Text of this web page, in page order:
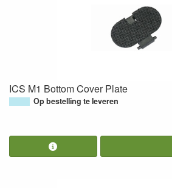
ICS M1 Bottom Cover Plate
Op bestelling te leveren